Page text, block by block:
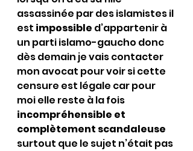
assassinée par des islamistes il
est impossible d’appartenir à
un parti islamo-gaucho donc
dès demain je vais contacter
mon avocat pour voir si cette
censure est légale car pour
moi elle reste à la fois
incompréhensible et
complètement scandaleuse
surtout que le sujet n’était pas